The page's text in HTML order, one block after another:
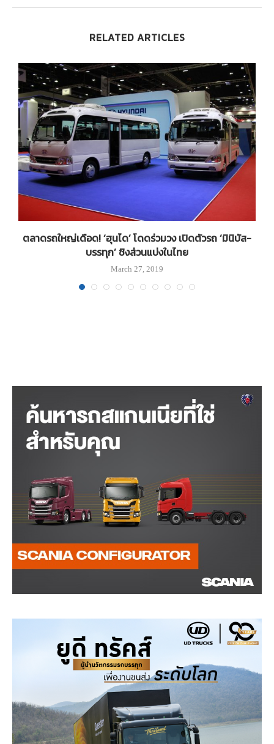
RELATED ARTICLES
ตลาดรถใหญ่เดือด! ‘ฮุนได’ โดดร่วมวง เปิดตัวรถ ‘มินิบัส-
บรรทุก’ ชิงส่วนแบ่งในไทย
March 27, 2019